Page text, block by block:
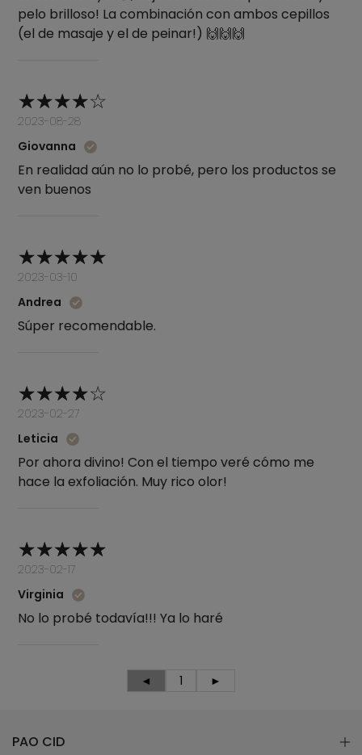
pelo brilloso! La combinación con ambos cepillos
(el de masaje y el de peinar!) 🙌🙌🙌
2023-08-28
Giovanna
En realidad aún no lo probé, pero los productos se
ven buenos
2023-03-10
Andrea
Súper recomendable.
2023-02-27
Leticia
Por ahora divino! Con el tiempo veré cómo me
hace la exfoliación. Muy rico olor!
2023-02-17
Virginia
No lo probé todavía!!! Ya lo haré
◄ 1 ►
PAO CID